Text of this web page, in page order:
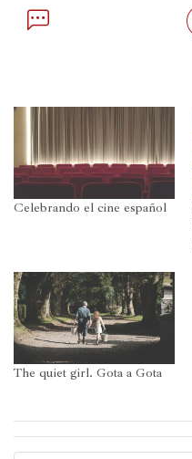
Celebrando el cine español
The quiet girl. Gota a Gota